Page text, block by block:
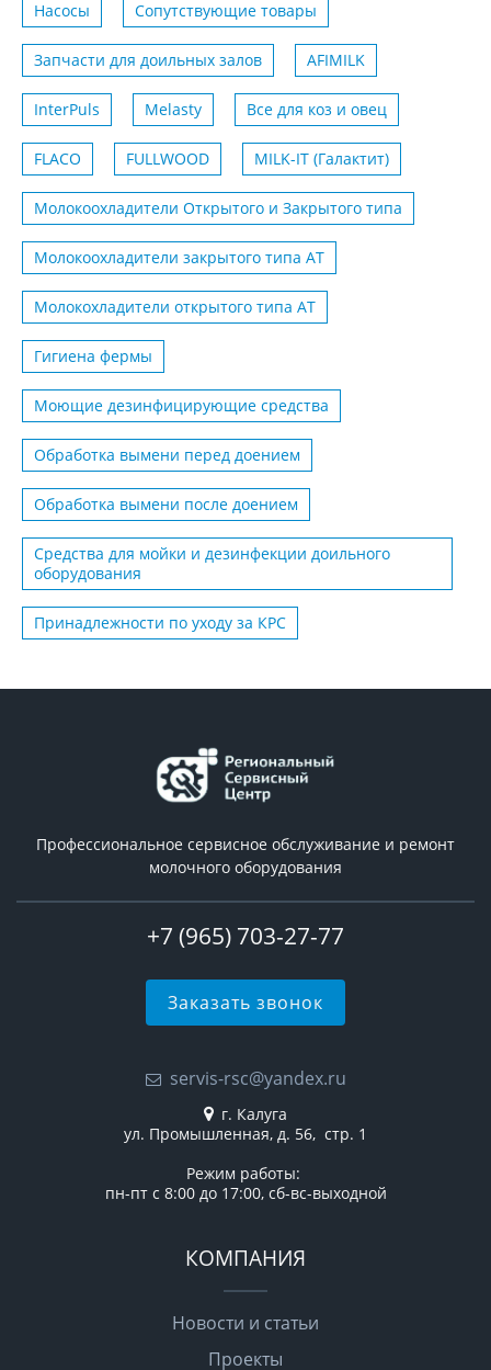
Насосы Сопутствующие товары
Запчасти для доильных залов AFIMILK
InterPuls Melasty Все для коз и овец
FLACO FULLWOOD MILK-IT (Галактит)
Молокоохладители Открытого и Закрытого типа
Молокоохладители закрытого типа АТ
Молокохладители открытого типа АТ
Гигиена фермы
Моющие дезинфицирующие средства
Обработка вымени перед доением
Обработка вымени после доением
Средства для мойки и дезинфекции доильного
оборудования
Принадлежности по уходу за КРС
Профессиональное сервисное обслуживание и ремонт
молочного оборудования
+7 (965) 703-27-77
Заказать звонок
servis-rsc@yandex.ru
г. Калуга
ул. Промышленная, д. 56, стр. 1
Режим работы:
пн-пт с 8:00 до 17:00, сб-вс-выходной
КОМПАНИЯ
Новости и статьи
Проекты